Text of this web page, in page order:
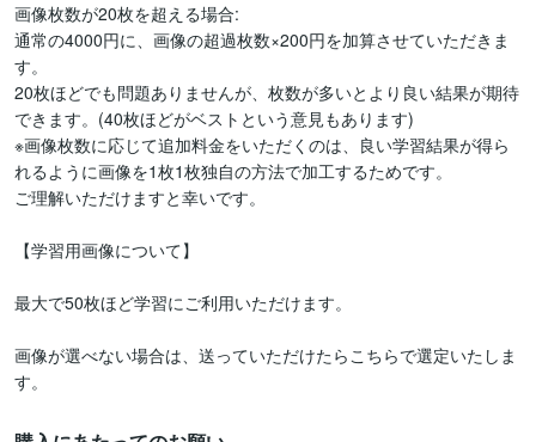
画像枚数が20枚を超える場合:
通常の4000円に、画像の超過枚数×200円を加算させていただきま
す。
20枚ほどでも問題ありませんが、枚数が多いとより良い結果が期待
できます。(40枚ほどがベストという意見もあります)
※画像枚数に応じて追加料金をいただくのは、良い学習結果が得ら
れるように画像を1枚1枚独自の方法で加工するためです。
ご理解いただけますと幸いです。
【学習用画像について】
最大で50枚ほど学習にご利用いただけます。
画像が選べない場合は、送っていただけたらこちらで選定いたしま
す。